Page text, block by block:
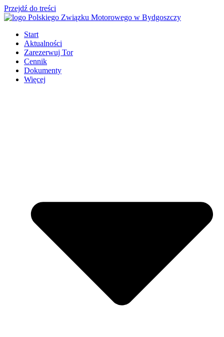
Przejdź do treści
Start
Aktualności
Zarezerwuj Tor
Cennik
Dokumenty
Więcej